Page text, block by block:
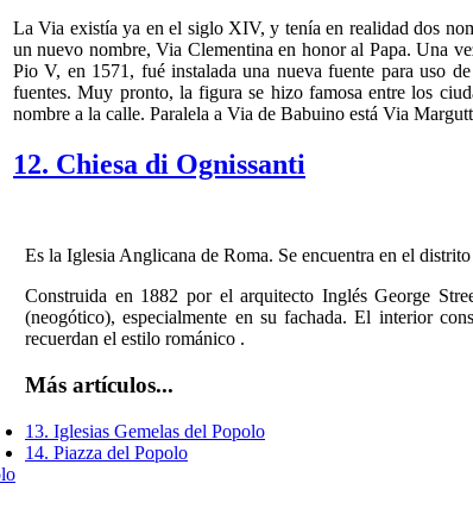
La Via existía ya en el siglo XIV, y tenía en realidad dos
un nuevo nombre, Via Clementina en honor al Papa. Una
Pio V, en 1571, fué instalada una nueva fuente para uso
fuentes. Muy pronto, la figura se hizo famosa entre los
nombre a la calle. Paralela a Via de Babuino está Via
12. Chiesa di Ognissanti
Es la Iglesia Anglicana de Roma. Se encuentra en el
Construida en 1882 por el arquitecto Inglés George
(neogótico), especialmente en su fachada. El interior
recuerdan el estilo románico .
Más artículos...
13. Iglesias Gemelas del Popolo
14. Piazza del Popolo